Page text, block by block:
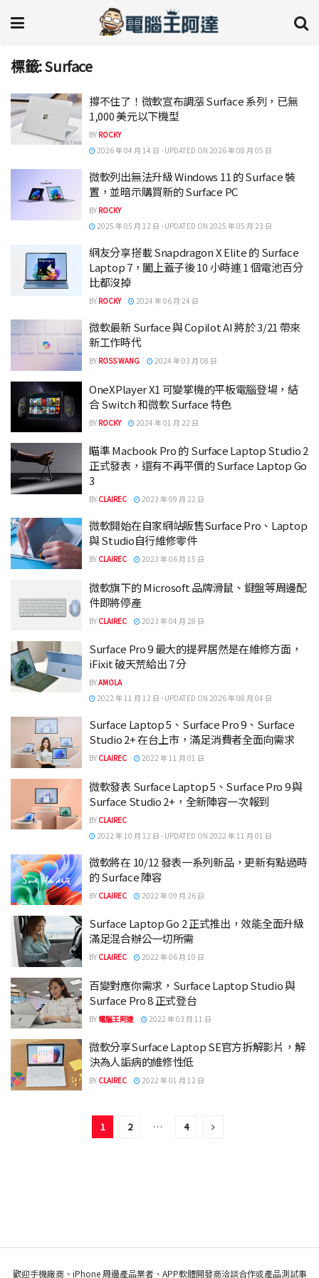
標籤:Surface
撐不住了！微軟宣布調漲 Surface 系列，已無
1,000 美元以下機型
BY ROCKY
2026 年 04 月 14 日 - UPDATED ON 2026 年 08 月 05 日
微軟列出無法升級 Windows 11 的 Surface 裝
置，並暗示購買新的 Surface PC
BY ROCKY
2025 年 05 月 12 日 - UPDATED ON 2025 年 05 月 23 日
網友分享搭載 Snapdragon X Elite 的 Surface
Laptop 7，闔上蓋子後 10 小時連 1 個電池百分
比都沒掉
BY ROCKY 2024 年 06 月 24 日
微軟最新 Surface 與 Copilot AI 將於 3/21 帶來
新工作時代
BY ROSS WANG 2024 年 03 月 08 日
OneXPlayer X1 可變掌機的平板電腦登場，結
合 Switch 和微軟 Surface 特色
BY ROCKY 2024 年 01 月 22 日
瞄準 Macbook Pro 的 Surface Laptop Studio 2
正式發表，還有不再平價的 Surface Laptop Go
3
BY CLAIREC 2023 年 09 月 22 日
微軟開始在自家網站販售Surface Pro、Laptop
與 Studio自行維修零件
BY CLAIREC 2023 年 06 月 15 日
微軟旗下的 Microsoft 品牌滑鼠、鍵盤等周邊配
件即將停產
BY CLAIREC 2023 年 04 月 28 日
Surface Pro 9 最大的提昇居然是在維修方面，
iFixit 破天荒給出 7 分
BYAMOLA
2022 年 11 月 12 日 - UPDATED ON 2026 年 08 月 04 日
Surface Laptop 5、Surface Pro 9、Surface
Studio 2+ 在台上市，滿足消費者全面向需求
BY CLAIREC 2022 年 11 月 01 日
微軟發表 Surface Laptop 5、Surface Pro 9 與
Surface Studio 2+，全新陣容一次報到
BY CLAIREC
2022 年 10 月 12 日 - UPDATED ON 2022 年 11 月 01 日
微軟將在 10/12 發表一系列新品，更新有點過時
的 Surface 陣容
BY CLAIREC 2022 年 09 月 26 日
Surface Laptop Go 2 正式推出，效能全面升級
滿足混合辦公一切所需
BY CLAIREC 2022 年 06 月 10 日
百變對應你需求，Surface Laptop Studio 與
Surface Pro 8 正式登台
BY 電腦王阿達 2022 年 03 月 11 日
微軟分享Surface Laptop SE官方拆解影片，解
決為人詬病的維修性低
BY CLAIREC 2022 年 01 月 12 日
1 2 … 4
歡迎手機廠商、iPhone 周邊產品業者、APP軟體開發商洽談合作或產品測試事